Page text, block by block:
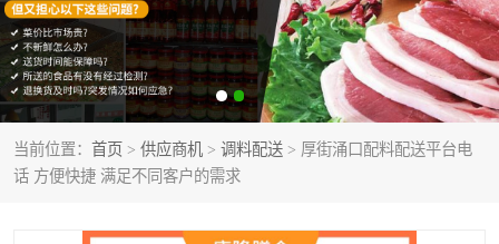
当前位置： 首页 > 供应商机 > 调料配送 > 厚街涌口配料配送平台电
话 方便快捷 满足不同客户的需求
粮油配送 鲜肉配送
海鲜配送 食材配送
调料配送 企业工厂食堂承包